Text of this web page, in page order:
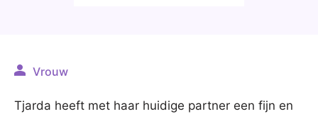
Vrouw
Tjarda heeft met haar huidige partner een fijn en